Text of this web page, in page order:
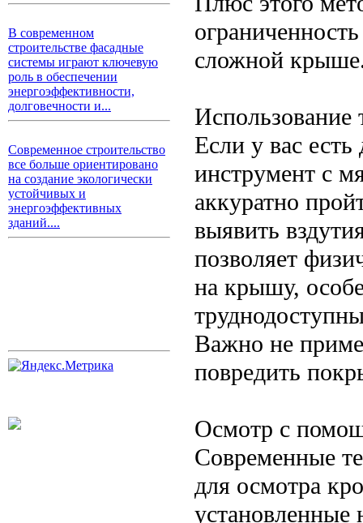
В современном
строительстве фасадные
системы играют ключевую
роль в обеспечении
энергоэффективности,
долговечности и...
Современное строительство
все больше ориентировано
на создание экологически
устойчивых и
энергоэффективных
зданий....
сложной
Использование
Если у вас
инструмент с
аккуратно
выявить
позволяет
на крышу,
Важно не
повредить
Осмотр с
Современные
для осмотра
установленные